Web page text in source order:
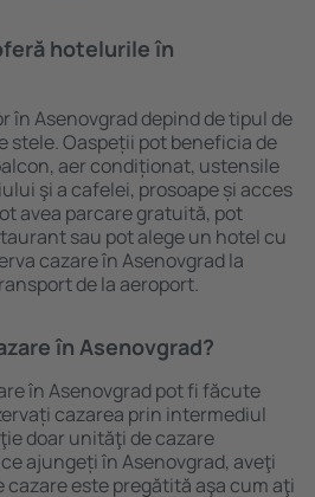
hotelurile în
în Asenovgrad depind de tipul de
stele. Oaspeții pot beneficia de
aer condiționat, ustensile
şi a cafelei, prosoape și acces
avea parcare gratuită, pot
sau pot alege un hotel cu
cazare în Asenovgrad la
de la aeroport.
în Asenovgrad?
în Asenovgrad pot fi făcute
cazarea prin intermediul
doar unităţi de cazare
ajungeți în Asenovgrad, aveţi
este pregătită aşa cum aţi